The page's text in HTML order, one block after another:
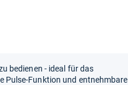
bedienen - ideal für das
Pulse-Funktion und entnehmbare